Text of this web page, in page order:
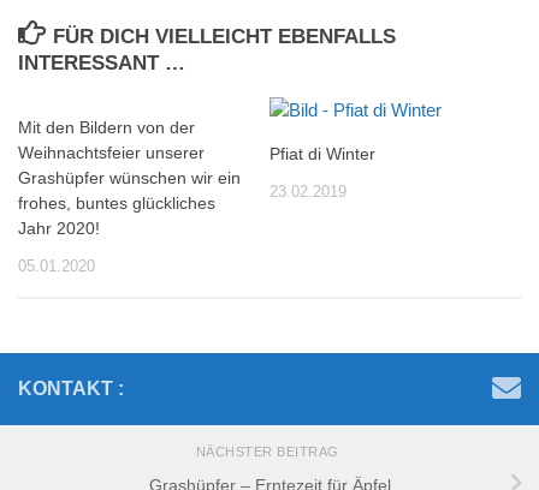
FÜR DICH VIELLEICHT EBENFALLS
INTERESSANT …
Mit den Bildern von der
Weihnachtsfeier unserer
Grashüpfer wünschen wir ein
frohes, buntes glückliches
Jahr 2020!
05.01.2020
Pfiat di Winter
23.02.2019
KONTAKT :
NÄCHSTER BEITRAG
Grashüpfer – Erntezeit für Äpfel